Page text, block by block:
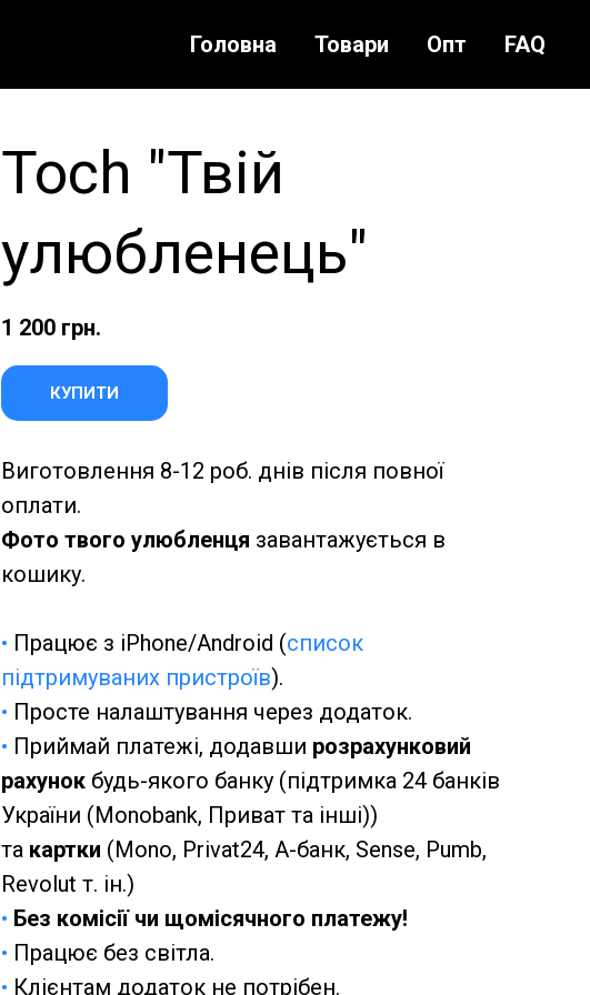
Головна Товари Опт FAQ
Toch "Твій
улюбленець"
1 200 грн.
КУПИТИ
Виготовлення 8-12 роб. днів після повної
оплати.
Фото твого улюбленця завантажується в
кошику.
• Працює з iPhone/Android (список
підтримуваних пристроїв).
• Просте налаштування через додаток.
• Приймай платежі, додавши розрахунковий
рахунок будь-якого банку (підтримка 24 банків
України (Monobank, Приват та інші))
та картки (Mono, Privat24, A-банк, Sense, Pumb,
Revolut т. ін.)
• Без комісії чи щомісячного платежу!
• Працює без світла.
• Клієнтам додаток не потрібен.